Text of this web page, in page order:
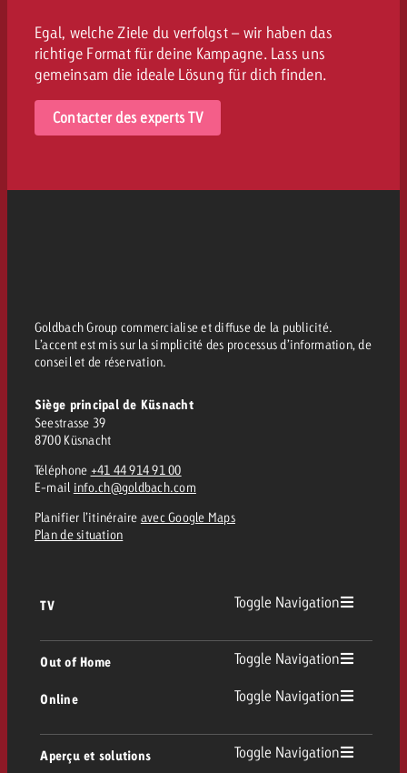
Egal, welche Ziele du verfolgst – wir haben das
richtige Format für deine Kampagne. Lass uns
gemeinsam die ideale Lösung für dich finden.
Contacter des experts TV
Goldbach Group commercialise et diffuse de la publicité.
L’accent est mis sur la simplicité des processus d’information, de
conseil et de réservation.
Siège principal de Küsnacht
Seestrasse 39
8700 Küsnacht
Téléphone +41 44 914 91 00
E-mail info.ch@goldbach.com
Planifier l’itinéraire avec Google Maps
Plan de situation
TV Toggle Navigation
Out of Home Toggle Navigation
Out of Home
Affichage
Online Toggle Navigation
Aperçu et solutions Toggle Navigation